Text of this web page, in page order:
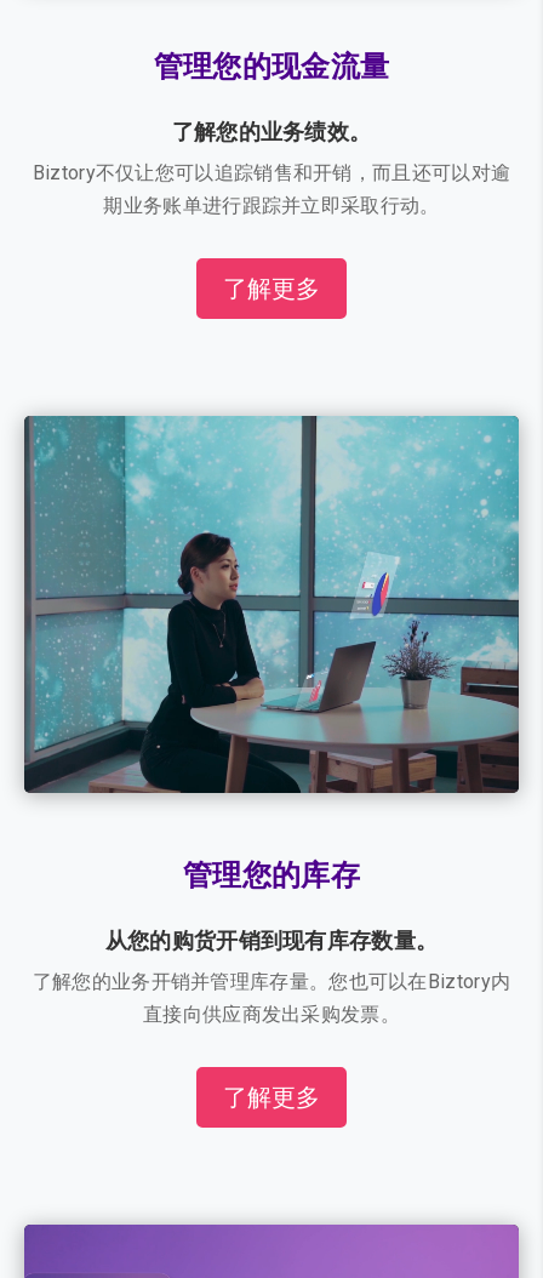
管理您的现金流量
了解您的业务绩效。
Biztory不仅让您可以追踪销售和开销，而且还可以对逾
期业务账单进行跟踪并立即采取行动。
了解更多
视
频
播
放
管理您的库存
从您的购货开销到现有库存数量。
了解您的业务开销并管理库存量。您也可以在Biztory内
直接向供应商发出采购发票。
了解更多
视